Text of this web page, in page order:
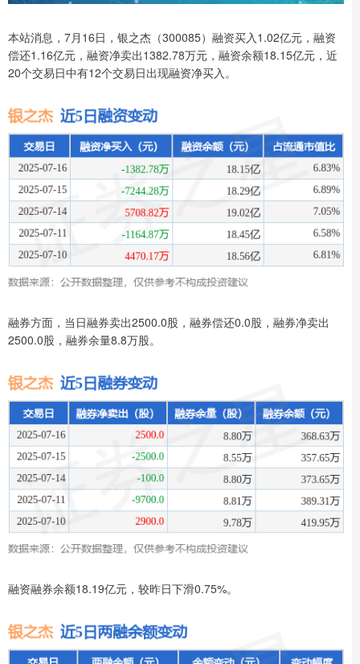
本站消息，7月16日，银之杰（300085）融资买入1.02亿元，融资
偿还1.16亿元，融资净卖出1382.78万元，融资余额18.15亿元，近
20个交易日中有12个交易日出现融资净买入。
融券方面，当日融券卖出2500.0股，融券偿还0.0股，融券净卖出
2500.0股，融券余量8.8万股。
融资融券余额18.19亿元，较昨日下滑0.75%。